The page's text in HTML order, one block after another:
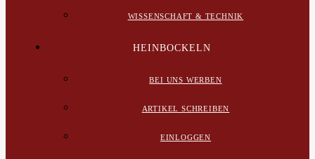
WISSENSCHAFT & TECHNIK
HEINBOCKELN
BEI UNS WERBEN
ARTIKEL SCHREIBEN
EINLOGGEN